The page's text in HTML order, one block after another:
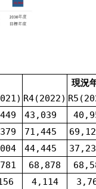
R4(2022)
現況
43,039
71,445
44,445
68,878
4,114